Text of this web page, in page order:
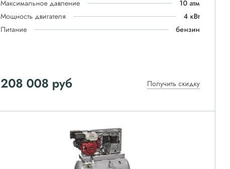
Максимальное давление
10 атм
Мощность двигателя
4 кВт
Питание
бензин
208 008руб Получить скидку